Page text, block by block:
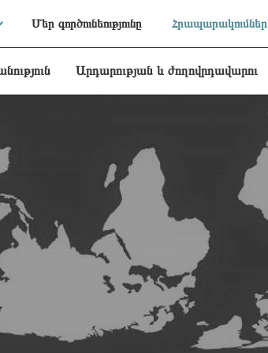
Մեր գործունեությունը Հրապարակումներ
Արդարության և ժողովրդավարու